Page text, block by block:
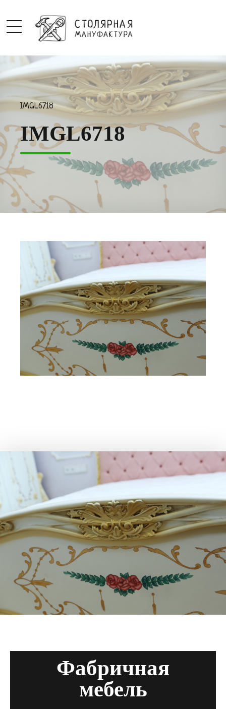
IMGL6718
IMGL6718
Фабричная
мебель